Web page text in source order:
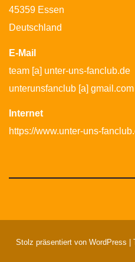
45359 Essen
Deutschland
E-Mail
team [a] unter-uns-fanclub.de
unterunsfanclub [a] gmail.com
Internet
https://www.unter-uns-
Stolz präsentiert von WordPress